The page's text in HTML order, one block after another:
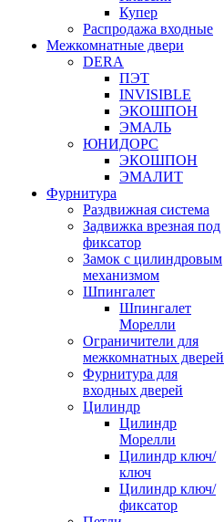
Купер
Распродажа входные
Межкомнатные двери
DERA
ПЭТ
INVISIBLE
ЭКОШПОН
ЭМАЛЬ
ЮНИДОРС
ЭКОШПОН
ЭМАЛИТ
Фурнитура
Раздвижная система
Задвижка врезная под
фиксатор
Замок с цилиндровым
механизмом
Шпингалет
Шпингалет
Морелли
Ограничители для
межкомнатных дверей
Фурнитура для
входных дверей
Цилиндр
Цилиндр
Морелли
Цилиндр ключ/
ключ
Цилиндр ключ/
фиксатор